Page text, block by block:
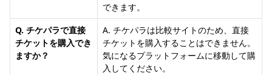
できます。
Q. チケパラで直接
チケットを購入でき
ますか？
A. チケパラは比較サイトのため、直接
チケットを購入することはできません。
気になるプラットフォームに移動して購
入してください。